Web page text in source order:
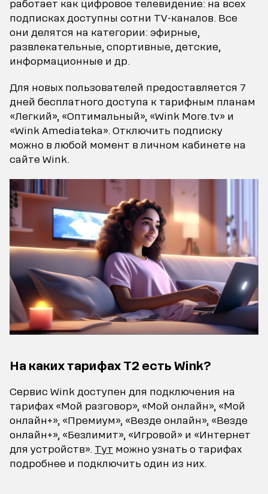
работает как цифровое телевидение: на всех
подписках доступны сотни TV-каналов. Все
они делятся на категории: эфирные,
развлекательные, спортивные, детские,
информационные и др.
Для новых пользователей предоставляется 7
дней бесплатного доступа к тарифным планам
«Легкий», «Оптимальный», «Wink More.tv» и
«Wink Amediateka». Отключить подписку
можно в любой момент в личном кабинете на
сайте Wink.
На каких тарифах Т2 есть Wink?
Сервис Wink доступен для подключения на
тарифах «Мой разговор», «Мой онлайн», «Мой
онлайн+», «Премиум», «Везде онлайн», «Везде
онлайн+», «Безлимит», «Игровой» и «Интернет
для устройств». Тут можно узнать о тарифах
подробнее и подключить один из них.